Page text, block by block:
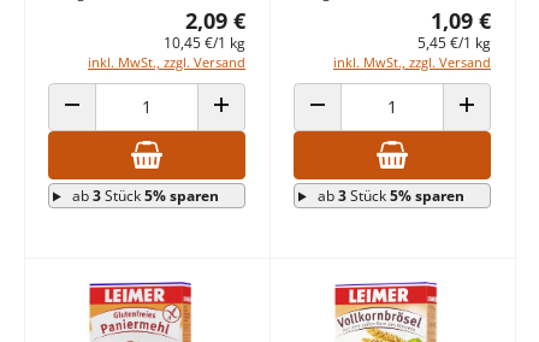
2,09 €
10,45 €/1 kg
inkl. MwSt., zzgl. Versand
ANZAHL VERRINGERN ANZAHL ERHÖHEN
ab3Stück5% sparen
1,09 €
5,45 €/1 kg
inkl. MwSt., zzgl. Versand
ANZAHL VERRINGERN ANZAHL
ab3Stück5% sparen